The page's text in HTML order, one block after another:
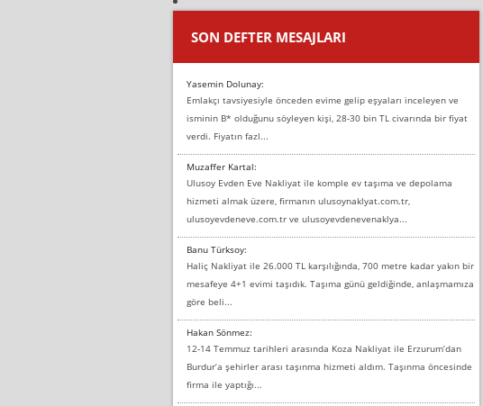
SON DEFTER MESAJLARI
Yasemin Dolunay:
Emlakçı tavsiyesiyle önceden evime gelip eşyaları inceleyen ve
isminin B* olduğunu söyleyen kişi, 28-30 bin TL civarında bir fiyat
verdi. Fiyatın fazl...
Muzaffer Kartal:
Ulusoy Evden Eve Nakliyat ile komple ev taşıma ve depolama
hizmeti almak üzere, firmanın ulusoynaklyat.com.tr,
ulusoyevdeneve.com.tr ve ulusoyevdenevenaklya...
Banu Türksoy:
Haliç Nakliyat ile 26.000 TL karşılığında, 700 metre kadar yakın bir
mesafeye 4+1 evimi taşıdık. Taşıma günü geldiğinde, anlaşmamıza
göre beli...
Hakan Sönmez:
12-14 Temmuz tarihleri arasında Koza Nakliyat ile Erzurum’dan
Burdur’a şehirler arası taşınma hizmeti aldım. Taşınma öncesinde
firma ile yaptığı...